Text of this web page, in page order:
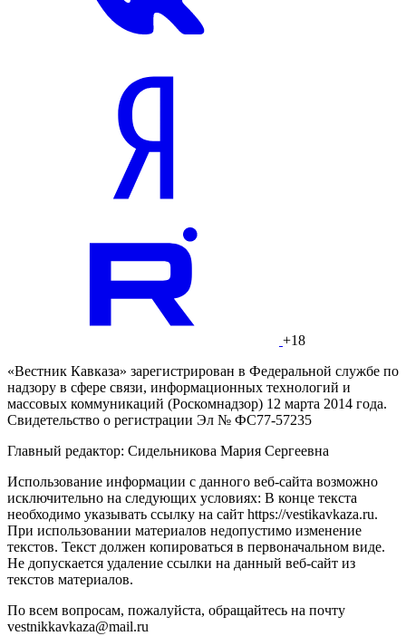
+18
«Вестник Кавказа» зарегистрирован в Федеральной службе по
надзору в сфере связи, информационных технологий и
массовых коммуникаций (Роскомнадзор) 12 марта 2014 года.
Свидетельство о регистрации Эл № ФС77-57235
Главный редактор: Сидельникова Мария Сергеевна
Использование информации с данного веб-сайта возможно
исключительно на следующих условиях: В конце текста
необходимо указывать ссылку на сайт https://vestikavkaza.ru.
При использовании материалов недопустимо изменение
текстов. Текст должен копироваться в первоначальном виде.
Не допускается удаление ссылки на данный веб-сайт из
текстов материалов.
По всем вопросам, пожалуйста, обращайтесь на почту
vestnikkavkaza@mail.ru